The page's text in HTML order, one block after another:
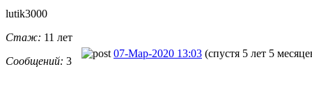
lutik3000
Стаж: 11 лет
Сообщений: 3
07-Мар-2020 13:03 (спустя 5 лет 5